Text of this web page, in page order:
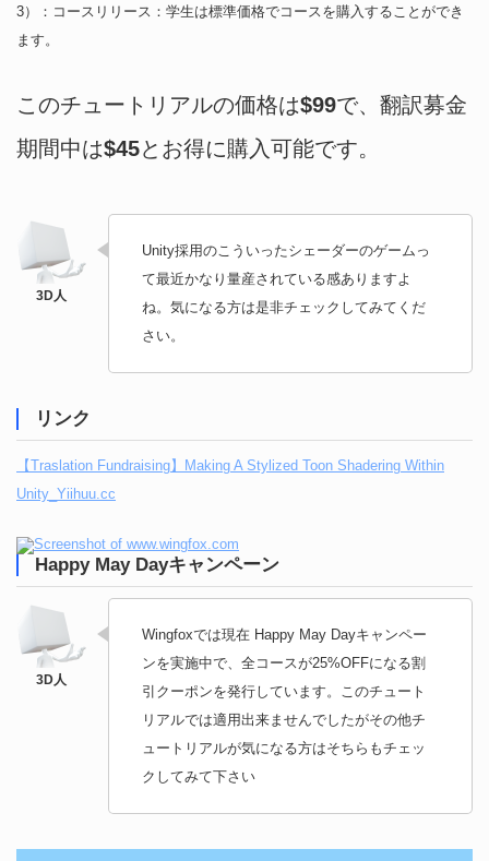
3）：コースリリース：学生は標準価格でコースを購入することができ
ます。
このチュートリアルの価格は$99で、翻訳募金
期間中は$45とお得に購入可能です。
Unity採用のこういったシェーダーのゲームっ
て最近かなり量産されている感ありますよ
ね。気になる方は是非チェックしてみてくだ
さい。
リンク
【Traslation Fundraising】Making A Stylized Toon Shadering Within
Unity_Yiihuu.cc
Happy May Dayキャンペーン
Wingfoxでは現在 Happy May Dayキャンペー
ンを実施中で、全コースが25%OFFになる割
引クーポンを発行しています。このチュート
リアルでは適用出来ませんでしたがその他チ
ュートリアルが気になる方はそちらもチェッ
クしてみて下さい